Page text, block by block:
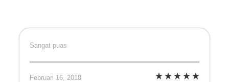
Sangat puas
Februari 16, 2018